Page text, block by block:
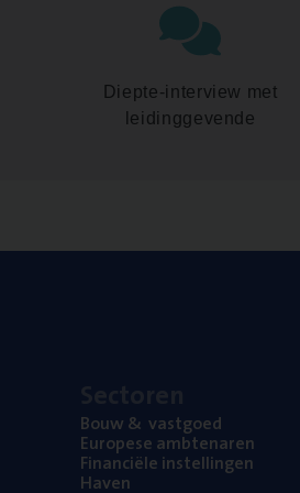
Diepte-interview met
leidinggevende
Bouw& vastgoed
Euro­pe­se ambtenaren
Finan­ci­ë­le instellingen
Haven